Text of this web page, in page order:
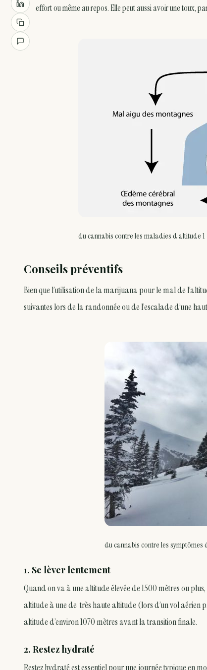
effort ou même au repos. Elle peut aussi avoir une toux,
du cannabis contre les maladies d altitude 1
Conseils préventifs
Bien que l’utilisation de la marijuana pour le mal de
suivantes lors de la randonnée ou de l’escalade d’une
du cannabis contre les symptômes
1. Se lèver lentement
Quand on va à une altitude élevée de 1500 mètres ou
altitude à une de très haute altitude (lors d’un vol aérien
altitude d’environ 1070 mètres avant la transition finale.
2. Restez hydraté